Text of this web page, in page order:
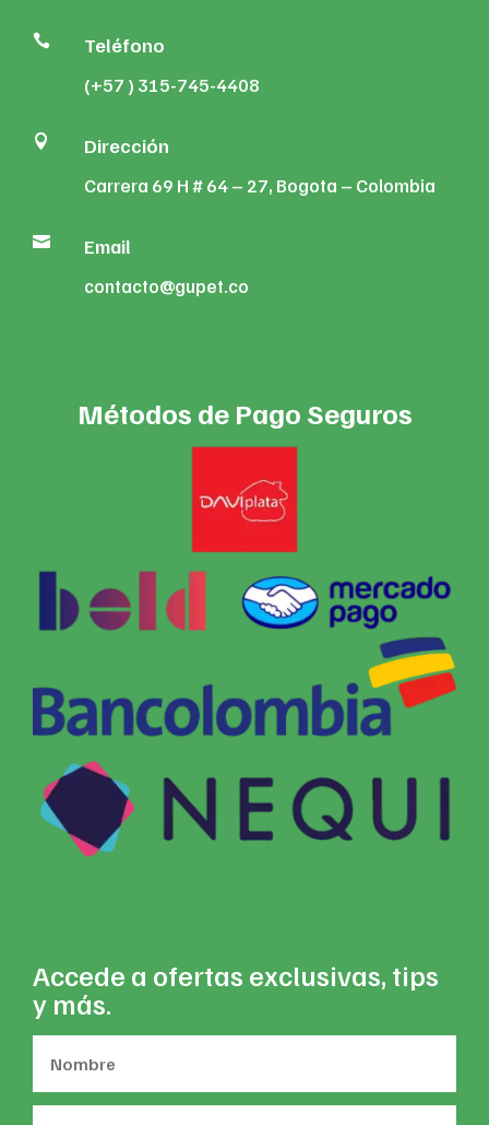
 Teléfono
(+57 ) 315-745-4408
 Dirección
Carrera 69 H # 64 – 27, Bogota – Colombia
 Email
contacto@gupet.co
Métodos de Pago Seguros
Accede a ofertas exclusivas, tips
y más.